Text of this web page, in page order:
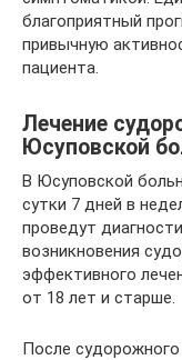
благоприятный
привычную
пациента.
Лечение
Юсуповской
В Юсуповской
сутки 7 дней в
проведут
возникновения
эффективного
от 18 лет и старше.
После